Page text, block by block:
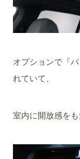
オプションで『
れていて、
室内に開放感を